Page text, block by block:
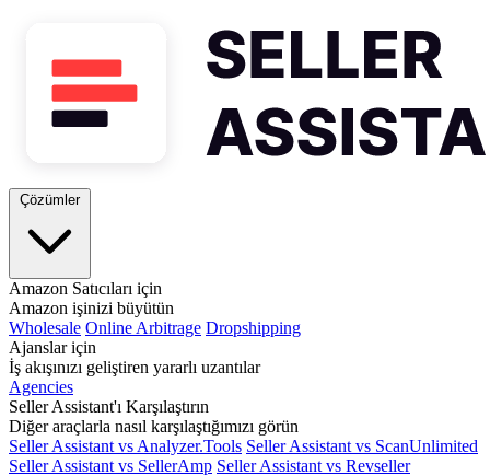
Çözümler
Amazon Satıcıları için
Amazon işinizi büyütün
Wholesale Online Arbitrage Dropshipping
Ajanslar için
İş akışınızı geliştiren yararlı uzantılar
Agencies
Seller Assistant'ı Karşılaştırın
Diğer araçlarla nasıl karşılaştığımızı görün
Seller Assistant vs Analyzer.Tools Seller Assistant vs ScanUnlimited
Seller Assistant vs SellerAmp Seller Assistant vs Revseller